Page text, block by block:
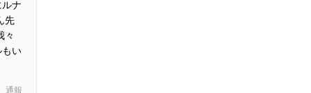
ナ
先
々
もい
通報